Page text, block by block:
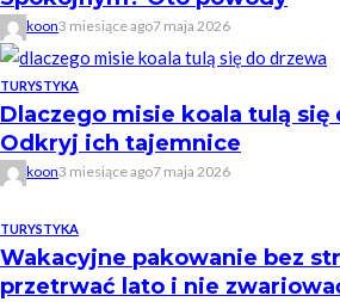
koon3 miesiące ago7 maja 2026
TURYSTYKA
Dlaczego misie koala tulą się
Odkryj ich tajemnice
koon3 miesiące ago7 maja 2026
TURYSTYKA
Wakacyjne pakowanie bez
przetrwać lato i nie